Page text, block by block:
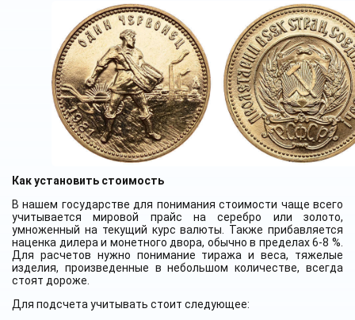
Как установить стоимость
В нашем государстве для понимания стоимости чаще всего
учитывается мировой прайс на серебро или золото,
умноженный на текущий курс валюты. Также прибавляется
наценка дилера и монетного двора, обычно в пределах 6-8 %.
Для расчетов нужно понимание тиража и веса, тяжелые
изделия, произведенные в небольшом количестве, всегда
стоят дороже.
Для подсчета учитывать стоит следующее: